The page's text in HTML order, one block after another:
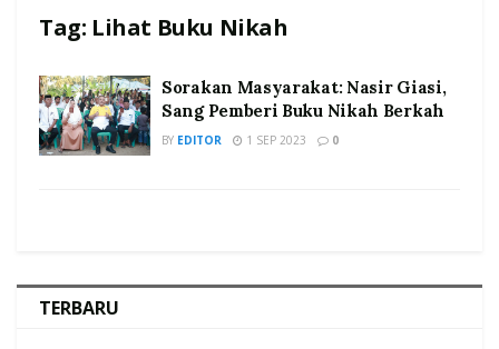
Tag: Lihat Buku Nikah
Sorakan Masyarakat: Nasir Giasi,
Sang Pemberi Buku Nikah Berkah
BY EDITOR 1 SEP 2023 0
TERBARU